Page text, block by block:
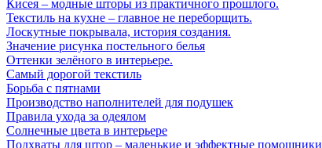
Кисея – модные шторы из практичного прошлого.
Текстиль на кухне – главное не переборщить.
Лоскутные покрывала, история создания.
Значение рисунка постельного белья
Оттенки зелёного в интерьере.
Самый дорогой текстиль
Борьба с пятнами
Производство наполнителей для подушек
Правила ухода за одеялом
Солнечные цвета в интерьере
Подхваты для штор – маленькие и эффектные помощники